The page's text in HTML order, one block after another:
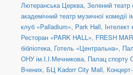
Лютеранська Церква, Зелений
академічний театр музичної комедії
клуб «Palladium», Park Hall, Інтелект
Ресторан «PARK HALL», FRESH
бібліотека, Готель «Центральна»,
ОНУ ім.І.І.Мечникова, Палац спорту
Вчених, БЦ Kadorr City Mall,